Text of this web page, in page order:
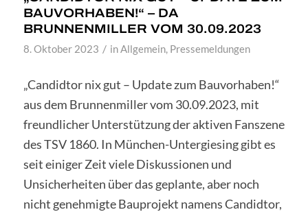
BAUVORHABEN!“ – DA
BRUNNENMILLER VOM 30.09.2023
8. Oktober 2023 / inAllgemein, Pressemeldungen
„Candidtor nix gut – Update zum Bauvorhaben!“
aus dem Brunnenmiller vom 30.09.2023, mit
freundlicher Unterstützung der aktiven Fanszene
des TSV 1860. In München-Untergiesing gibt es
seit einiger Zeit viele Diskussionen und
Unsicherheiten über das geplante, aber noch
nicht genehmigte Bauprojekt namens Candidtor,